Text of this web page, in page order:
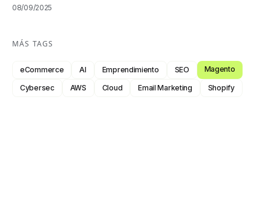
08/09/2025
MÁS TAGS
eCommerce AI Emprendimiento SEO Magento
Cybersec AWS Cloud Email Marketing Shopify